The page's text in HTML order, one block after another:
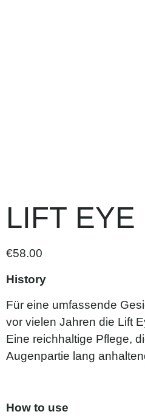
LIFT EYE
€58.00
History
Für eine umfassende
vor vielen Jahren die Lift
Eine reichhaltige Pflege,
Augenpartie lang
How to use